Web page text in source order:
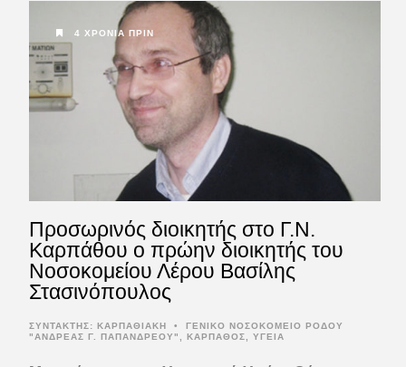
4 ΧΡΌΝΙΑ ΠΡΙΝ
Προσωρινός διοικητής στο Γ.Ν.
Καρπάθου ο πρώην διοικητής του
Νοσοκομείου Λέρου Βασίλης
Στασινόπουλος
ΣΥΝΤΆΚΤΗΣ: ΚΑΡΠΑΘΙΑΚΗ •
ΓΕΝΙΚΟ ΝΟΣΟΚΟΜΕΙΟ ΡΟΔΟΥ
"ΑΝΔΡΕΑΣ Γ. ΠΑΠΑΝΔΡΕΟΥ", ΚΑΡΠΑΘΟΣ, ΥΓΕΙΑ